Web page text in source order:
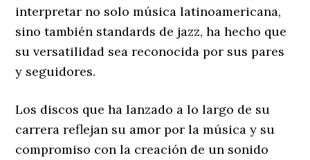
interpretar no solo música latinoamericana,
sino también standards de jazz, ha hecho que
su versatilidad sea reconocida por sus pares
y seguidores.
Los discos que ha lanzado a lo largo de su
carrera reflejan su amor por la música y su
compromiso con la creación de un sonido